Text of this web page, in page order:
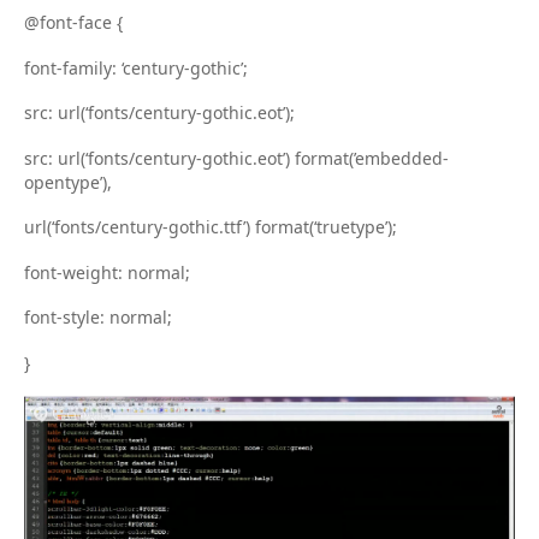
@font-face {
font-family: ‘century-gothic’;
src: url(‘fonts/century-gothic.eot’);
src: url(‘fonts/century-gothic.eot’) format(’embedded-
opentype’),
url(‘fonts/century-gothic.ttf’) format(‘truetype’);
font-weight: normal;
font-style: normal;
}